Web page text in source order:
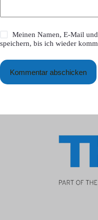
Meinen Namen, E-Mail
speichern, bis ich wieder
Kommentar abschicken